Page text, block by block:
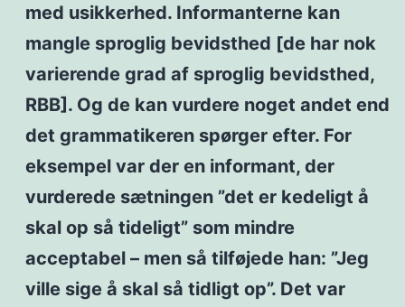
med usikkerhed. Informanterne kan
mangle sproglig bevidsthed [de har nok
varierende grad af sproglig bevidsthed,
RBB]. Og de kan vurdere noget andet end
det grammatikeren spørger efter. For
eksempel var der en informant, der
vurderede sætningen ”det er kedeligt å
skal op så tideligt” som mindre
acceptabel – men så tilføjede han: ”Jeg
ville sige å skal så tidligt op”. Det var